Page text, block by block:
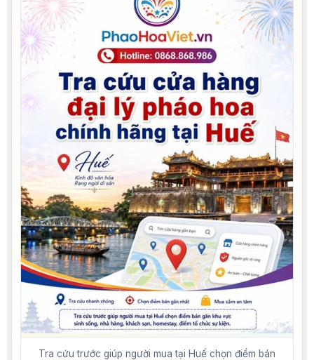
Tra cứu trước giúp người mua tại Huế chọn điểm bán